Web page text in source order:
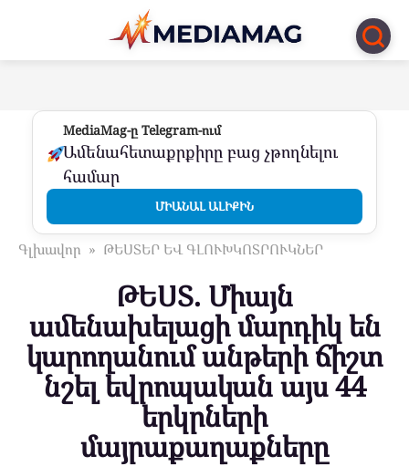
Перейти
контенту
MediaMag-ը Telegram-ում
Ամենահետաքրքիրը բաց չթողնելու
համար
ՄԻԱՆԱԼ ԱԼԻՔԻՆ
Գլխավոր » ԹԵՍՏԵՐ ԵՎ ԳԼՈՒԽԿՈՏՐՈՒԿՆԵՐ
ԹԵՍՏ. Միայն
ամենախելացի մարդիկ են
կարողանում անթերի ճիշտ
նշել եվրոպական այս 44
երկրների
մայրաքաղաքները